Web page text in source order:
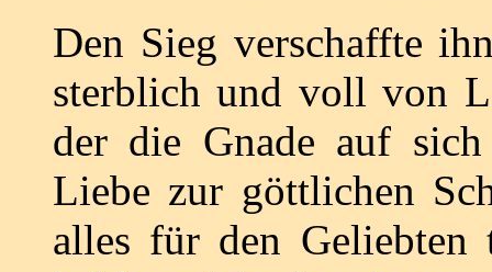
Den Sieg verschaffte
sterblich und voll von
der die Gnade auf
Liebe zur göttlichen
alles für den